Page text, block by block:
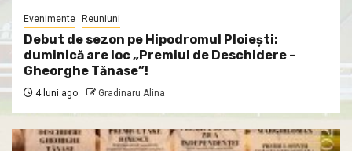
Evenimente Reuniuni
Debut de sezon pe Hipodromul Ploieşti:
duminică are loc „Premiul de Deschidere –
Gheorghe Tănase”!
4 luni ago Gradinaru Alina